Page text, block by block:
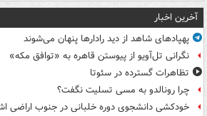
آخرین اخبار
پهپادهای شاهد از دید رادارها پنهان می‌شوند
نگرانی تل‌آویو از پیوستن قاهره به «توافق مکه»
تظاهرات گسترده در سئوتا
چرا رونالدو به مسی تسلیت نگفت؟
خودکشی دانشجوی دوره خلبانی در جنوب اراضی